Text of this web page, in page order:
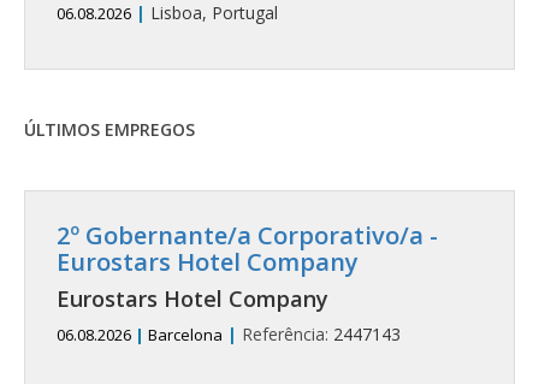
06.08.2026 | Lisboa, Portugal
ÚLTIMOS EMPREGOS
2º Gobernante/a Corporativo/a -
Eurostars Hotel Company
Eurostars Hotel Company
06.08.2026 | Barcelona | Referência: 2447143